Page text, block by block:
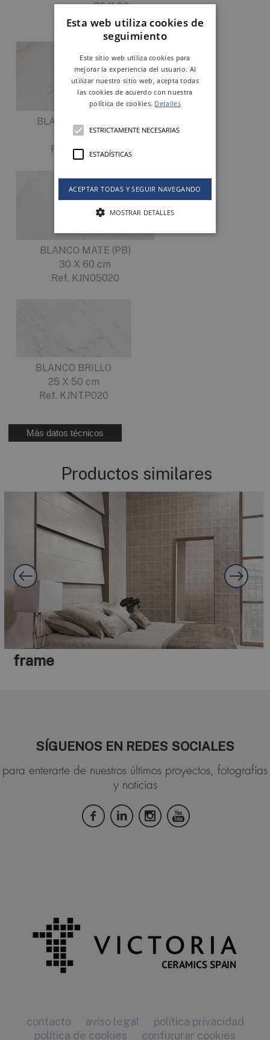
30 X 90 cm
Ref. KJNPG010
BLANCO BRILLO (PB)
30 X 60 cm
Ref. KJN05000
BLANCO MATE (PB)
30 X 60 cm
Ref. KJN05020
BLANCO BRILLO
25 X 50 cm
Ref. KJNTP020
Más datos técnicos
Productos similares
frame
SÍGUENOS EN REDES SOCIALES
para enterarte de nuestros últimos proyectos, fotografías
y noticias
contacto aviso legal
política privacidad
política de cookies
configurar cookies
Esta web utiliza cookies de
seguimiento
Este sitio web utiliza cookies para
mejorar la experiencia del usuario. Al
utilizar nuestro sitio web, acepta todas
las cookies de acuerdo con nuestra
política de cookies. Detalles
ESTRICTAMENTE NECESARIAS
ESTADÍSTICAS
ACEPTAR TODAS Y SEGUIR NAVEGANDO
MOSTRAR DETALLES